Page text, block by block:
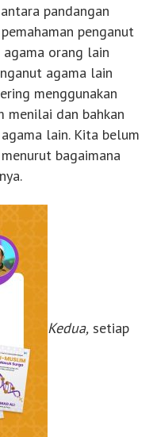
pandangan
penganut
orang lain
agama lain
menggunakan
menilai dan bahkan
lain. Kita belum
bagaimana
Kedua, setiap